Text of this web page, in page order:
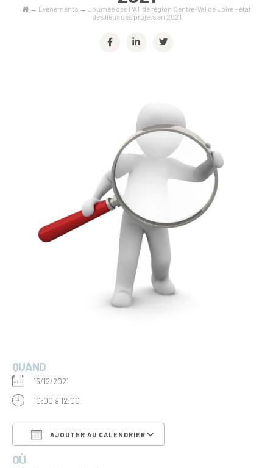
→ Évènements → Journée des PAT de région Centre-Val de Loire – état
des lieux des projets en 2021
QUAND
15/12/2021
10:00 à 12:00
AJOUTER AU CALENDRIER
OÙ